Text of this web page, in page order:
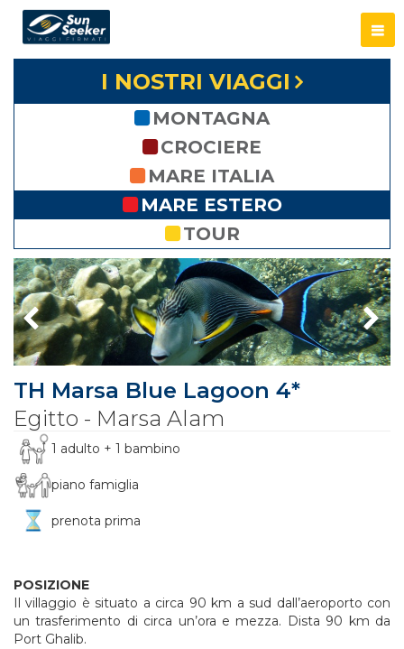
I NOSTRI VIAGGI
MONTAGNA
CROCIERE
MARE ITALIA
MARE ESTERO
TOUR
TH Marsa Blue Lagoon 4*
Egitto - Marsa Alam
1 adulto + 1 bambino
piano famiglia
prenota prima
POSIZIONE
Il villaggio è situato a circa 90 km a sud dall’aeroporto con
un trasferimento di circa un’ora e mezza. Dista 90 km da
Port Ghalib.